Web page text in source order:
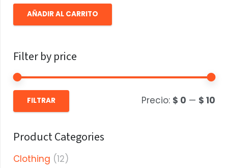
AÑADIR AL CARRITO
Filter by price
FILTRAR Precio: $ 0 — $ 10
Product Categories
Clothing (12)